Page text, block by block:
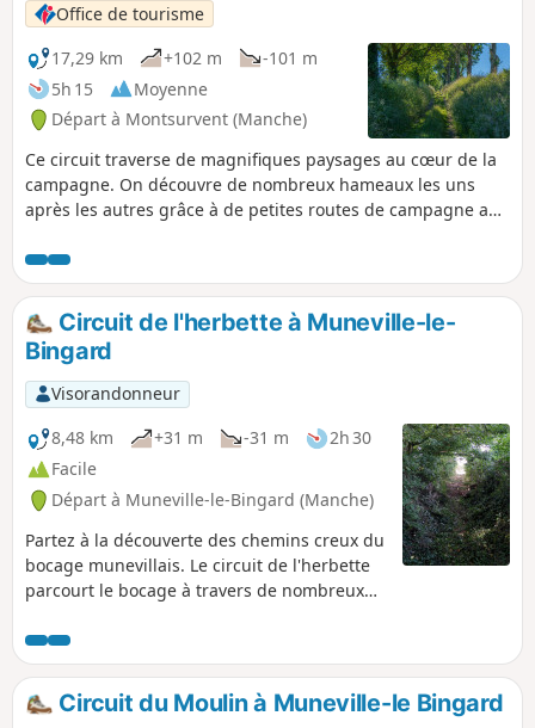
Office de tourisme
17,29 km
+102 m
-101 m
5h 15
Moyenne
Départ à Montsurvent (Manche)
Ce circuit traverse de magnifiques paysages au cœur de la
campagne. On découvre de nombreux hameaux les uns
après les autres grâce à de petites routes de campagne au
Circuit de l'herbette à Muneville-le-
Bingard
Visorandonneur
8,48 km
+31 m -31 m
2h 30
Facile
Départ à Muneville-le-Bingard (Manche)
Partez à la découverte des chemins creux du
bocage munevillais. Le circuit de l'herbette
parcourt le bocage à travers de nombreux
prairies et aussi de landes. Une partie des
chemins creux a été rouverte par les
bénévoles de l'association Bocage et
Patrimoine Munevillais en 2021 et 2022.
Circuit du Moulin à Muneville-le Bingard